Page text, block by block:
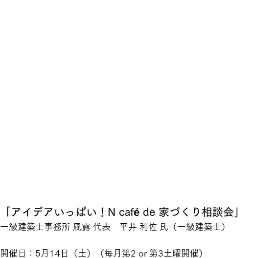
「アイデアいっぱい！N café de 家づくり相談会」
一級建築士事務所 風露 代表　平井 利佐 氏（一級建築士）
開催日：5月14日（土）（毎月第2 or 第3土曜開催）